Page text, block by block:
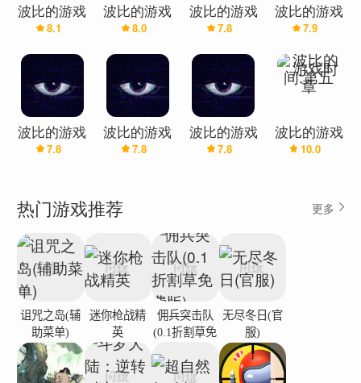
波比的游戏
时间第五章
(辅助菜单)
8.1
波比的游戏
时间第五章
(同人移植)
8.0
波比的游戏
时间第五章
同人版(辅
助菜单)
7.8
波比的游戏
时间第五章
(辅助菜单)
7.9
波比的游戏
时间第五章
7.8
波比的游戏
时间第五章
7.8
波比的游戏
时间第五章
7.8
波比的游戏
时间:第五
10.0
热门游戏推荐 更多
诅咒之岛(辅
助菜单)
迷你枪战精
英
佣兵突击队
(0.1折割草免
无尽冬日(官
服)